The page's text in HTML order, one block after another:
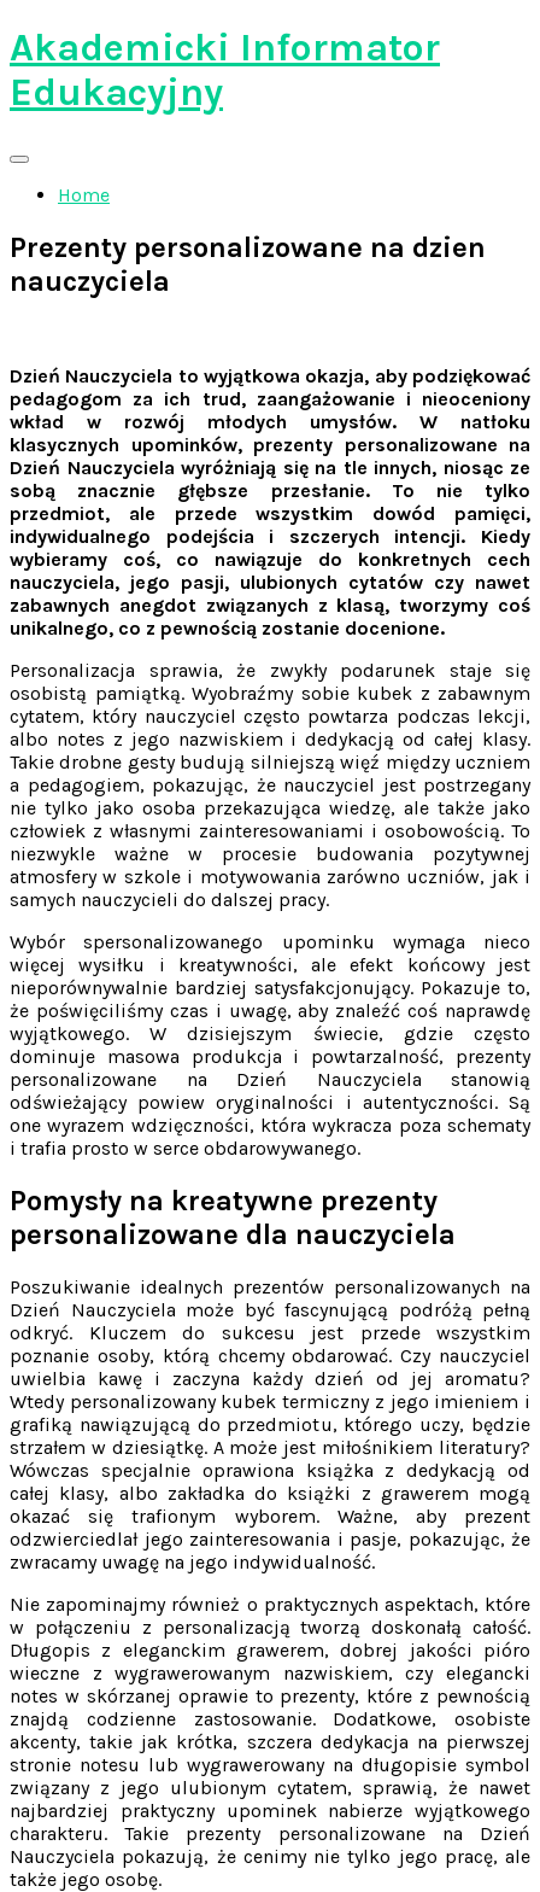
Skip
to
content
Akademicki Informator
Edukacyjny
Home
Prezenty personalizowane na dzien
nauczyciela
Dzień Nauczyciela to wyjątkowa okazja, aby podziękować
pedagogom za ich trud, zaangażowanie i nieoceniony
wkład w rozwój młodych umysłów. W natłoku
klasycznych upominków, prezenty personalizowane na
Dzień Nauczyciela wyróżniają się na tle innych, niosąc ze
sobą znacznie głębsze przesłanie. To nie tylko
przedmiot, ale przede wszystkim dowód pamięci,
indywidualnego podejścia i szczerych intencji. Kiedy
wybieramy coś, co nawiązuje do konkretnych cech
nauczyciela, jego pasji, ulubionych cytatów czy nawet
zabawnych anegdot związanych z klasą, tworzymy coś
unikalnego, co z pewnością zostanie docenione.
Personalizacja sprawia, że zwykły podarunek staje się
osobistą pamiątką. Wyobraźmy sobie kubek z zabawnym
cytatem, który nauczyciel często powtarza podczas lekcji,
albo notes z jego nazwiskiem i dedykacją od całej klasy.
Takie drobne gesty budują silniejszą więź między uczniem
a pedagogiem, pokazując, że nauczyciel jest postrzegany
nie tylko jako osoba przekazująca wiedzę, ale także jako
człowiek z własnymi zainteresowaniami i osobowością. To
niezwykle ważne w procesie budowania pozytywnej
atmosfery w szkole i motywowania zarówno uczniów, jak i
samych nauczycieli do dalszej pracy.
Wybór spersonalizowanego upominku wymaga nieco
więcej wysiłku i kreatywności, ale efekt końcowy jest
nieporównywalnie bardziej satysfakcjonujący. Pokazuje to,
że poświęciliśmy czas i uwagę, aby znaleźć coś naprawdę
wyjątkowego. W dzisiejszym świecie, gdzie często
dominuje masowa produkcja i powtarzalność, prezenty
personalizowane na Dzień Nauczyciela stanowią
odświeżający powiew oryginalności i autentyczności. Są
one wyrazem wdzięczności, która wykracza poza schematy
i trafia prosto w serce obdarowywanego.
Pomysły na kreatywne prezenty
personalizowane dla nauczyciela
Poszukiwanie idealnych prezentów personalizowanych na
Dzień Nauczyciela może być fascynującą podróżą pełną
odkryć. Kluczem do sukcesu jest przede wszystkim
poznanie osoby, którą chcemy obdarować. Czy nauczyciel
uwielbia kawę i zaczyna każdy dzień od jej aromatu?
Wtedy personalizowany kubek termiczny z jego imieniem i
grafiką nawiązującą do przedmiotu, którego uczy, będzie
strzałem w dziesiątkę. A może jest miłośnikiem literatury?
Wówczas specjalnie oprawiona książka z dedykacją od
całej klasy, albo zakładka do książki z grawerem mogą
okazać się trafionym wyborem. Ważne, aby prezent
odzwierciedlał jego zainteresowania i pasje, pokazując, że
zwracamy uwagę na jego indywidualność.
Nie zapominajmy również o praktycznych aspektach, które
w połączeniu z personalizacją tworzą doskonałą całość.
Długopis z eleganckim grawerem, dobrej jakości pióro
wieczne z wygrawerowanym nazwiskiem, czy elegancki
notes w skórzanej oprawie to prezenty, które z pewnością
znajdą codzienne zastosowanie. Dodatkowe, osobiste
akcenty, takie jak krótka, szczera dedykacja na pierwszej
stronie notesu lub wygrawerowany na długopisie symbol
związany z jego ulubionym cytatem, sprawią, że nawet
najbardziej praktyczny upominek nabierze wyjątkowego
charakteru. Takie prezenty personalizowane na Dzień
Nauczyciela pokazują, że cenimy nie tylko jego pracę, ale
także jego osobę.